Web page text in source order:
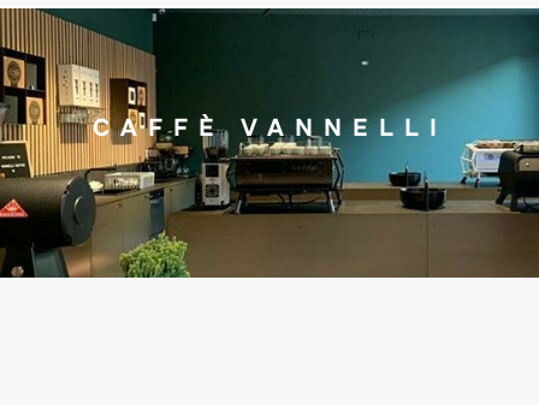
CAFFÈ VANNELLI